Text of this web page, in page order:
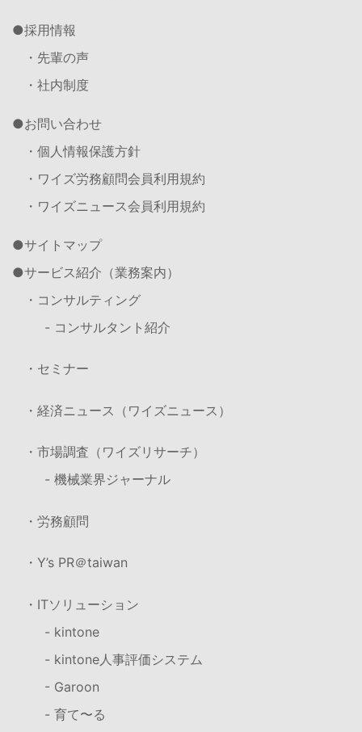
採用情報
・先輩の声
・社内制度
お問い合わせ
・個人情報保護方針
・ワイズ労務顧問会員利用規約
・ワイズニュース会員利用規約
サイトマップ
サービス紹介（業務案内）
・コンサルティング
- コンサルタント紹介
・セミナー
・経済ニュース（ワイズニュース）
・市場調査（ワイズリサーチ）
- 機械業界ジャーナル
・労務顧問
・Y’s PR＠taiwan
・ITソリューション
- kintone
- kintone人事評価システム
- Garoon
- 育て〜る